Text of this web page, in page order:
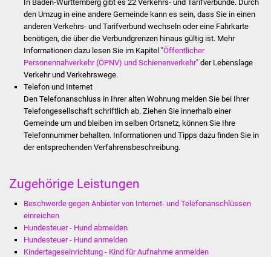
Bürger & Service
Was erledige ich wo
Dienstleistungen
Lebenslagen
Formulare
Bürgerinfos
Bildung
Schulen
In Baden-Württemberg gibt es 22 Verkehrs- und Tarifverbünde. Durch
den Umzug in eine andere Gemeinde kann es sein, dass Sie in einen
anderen Verkehrs- und Tarifverbund wechseln oder eine Fahrkarte
benötigen, die über die Verbundgrenzen hinaus gültig ist. Mehr
Informationen dazu lesen Sie im Kapitel "Öffentlicher
Personennahverkehr (ÖPNV) und Schienenverkehr" der Lebenslage
Verkehr und Verkehrswege.
Telefon und Internet
Den Telefonanschluss in Ihrer alten Wohnung melden Sie bei Ihrer
Telefongesellschaft schriftlich ab. Ziehen Sie innerhalb einer
Gemeinde um und bleiben im selben Ortsnetz, können Sie Ihre
Telefonnummer behalten. Informationen und Tipps dazu finden Sie in
der entsprechenden Verfahrensbeschreibung.
Zugehörige Leistungen
Beschwerde gegen Anbieter von Internet- und Telefonanschlüssen
einreichen
Hundesteuer - Hund abmelden
Hundesteuer - Hund anmelden
Kindertageseinrichtung - Kind für Aufnahme anmelden